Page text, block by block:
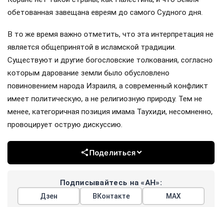
обетованная завещана евреям до самого Судного дня.
В то же время важно отметить, что эта интерпретация не
является общепринятой в исламской традиции.
Существуют и другие богословские толкования, согласно
которым дарование земли было обусловлено
повиновением народа Израиля, а современный конфликт
имеет политическую, а не религиозную природу. Тем не
менее, категоричная позиция имама Таухиди, несомненно,
провоцирует острую дискуссию.
Поделиться
Подписывайтесь на «АН»:
Дзен ВКонтакте МАХ